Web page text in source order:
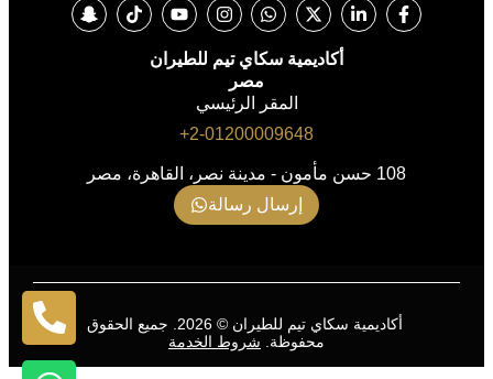
أكاديمية سكاي تيم للطيران
مصر
المقر الرئيسي
2-01200009648+
108 حسن مأمون - مدينة نصر، القاهرة، مصر
إرسال رسالة
أكاديمية سكاي تيم للطيران © 2026. جميع الحقوق
محفوظة. شروط الخدمة